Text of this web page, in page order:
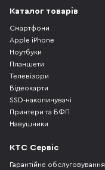
Каталог товарів
Смартфони
Apple iPhone
Ноутбуки
Планшети
Телевізори
Відеокарти
SSD-накопичувачі
Принтери та БФП
Навушники
КТС Сервіс
Гарантійне обслуговування